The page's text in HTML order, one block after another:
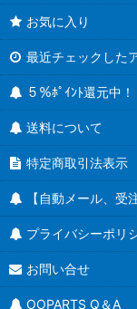
お気に入り
最近チェックした
５％ﾎﾟｲﾝﾄ還元中！
送料について
特定商取引法表示
【自動メール、受
プライバシーポリ
お問い合せ
OOPARTS Q＆A